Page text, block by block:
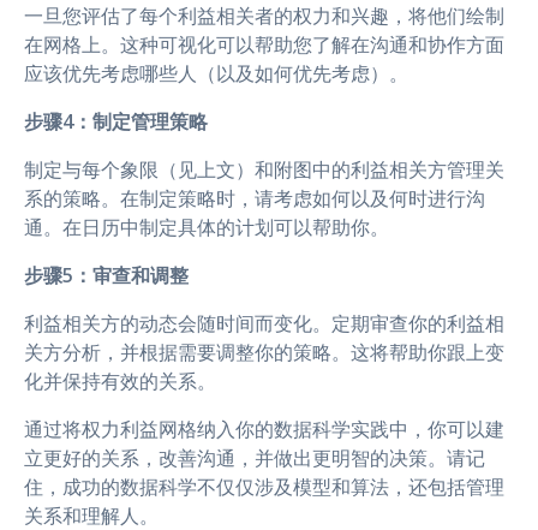
一旦您评估了每个利益相关者的权力和兴趣，将他们绘制
在网格上。这种可视化可以帮助您了解在沟通和协作方面
应该优先考虑哪些人（以及如何优先考虑）。
步骤4：制定管理策略
制定与每个象限（见上文）和附图中的利益相关方管理关
系的策略。在制定策略时，请考虑如何以及何时进行沟
通。在日历中制定具体的计划可以帮助你。
步骤5：审查和调整
利益相关方的动态会随时间而变化。定期审查你的利益相
关方分析，并根据需要调整你的策略。这将帮助你跟上变
化并保持有效的关系。
通过将权力利益网格纳入你的数据科学实践中，你可以建
立更好的关系，改善沟通，并做出更明智的决策。请记
住，成功的数据科学不仅仅涉及模型和算法，还包括管理
关系和理解人。